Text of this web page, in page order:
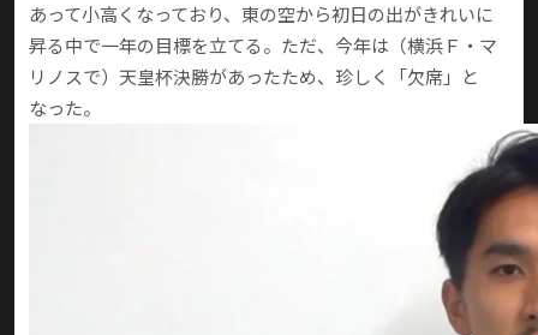
あって小高くなっており、東の空から初日の出がきれいに
昇る中で一年の目標を立てる。ただ、今年は（横浜Ｆ・マ
リノスで）天皇杯決勝があったため、珍しく「欠席」と
なった。